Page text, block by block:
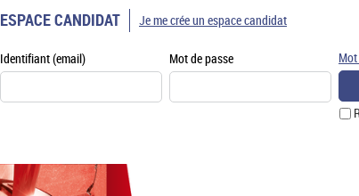
ESPACE CANDIDAT
Identifiant (email) Mot de passe
Je me crée un espace candidat